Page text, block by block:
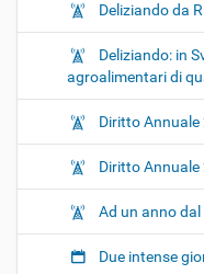
Deliziando da
Deliziando: in
agroalimentari di
Diritto Annuale
Diritto Annuale
Ad un anno dal
Due intense